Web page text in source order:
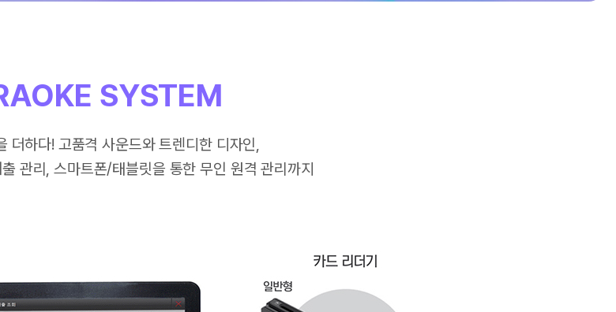
SYSTEM
더하다! 고품격 사운드와 트렌디한 디자인,
관리, 스마트폰/태블릿을 통한 무인 원격 관리까지